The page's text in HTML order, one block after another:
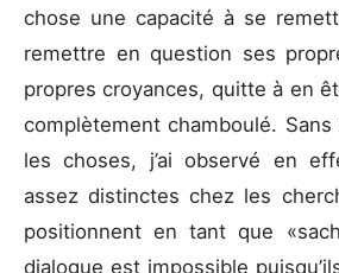
chose une capacité à se
remettre en question ses
propres croyances, quitte à en
complètement chamboulé.
les choses, j’ai observé en
assez distinctes chez les
positionnent en tant que
dialogue est impossible